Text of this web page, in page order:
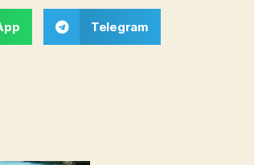
Telegram